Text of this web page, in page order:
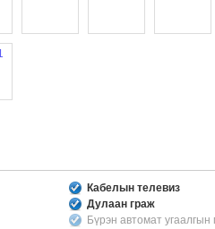
Кабелын телевиз
Дулаан граж
Бүрэн автомат